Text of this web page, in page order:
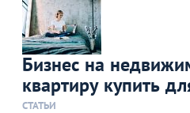
Бизнес на
квартиру купить
СТАТЬИ